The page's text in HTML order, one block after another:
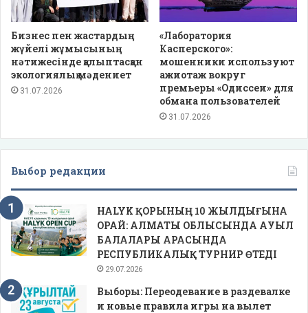
Бизнес пен жастардың
жүйелі жұмысының
нәтижесінде қалыптасқан
экологиялық мәдениет
31.07.2026
«Лаборатория
Касперского»:
мошенники используют
ажиотаж вокруг
премьеры «Одиссеи» для
обмана пользователей
31.07.2026
Выбор редакции
HALYK ҚОРЫНЫҢ 10 ЖЫЛДЫҒЫНА
ОРАЙ: АЛМАТЫ ОБЛЫСЫНДА АУЫЛ
БАЛАЛАРЫ АРАСЫНДА
РЕСПУБЛИКАЛЫҚ ТУРНИР ӨТЕДІ
29.07.2026
Выборы: Переодевание в раздевалке
и новые правила игры на вылет